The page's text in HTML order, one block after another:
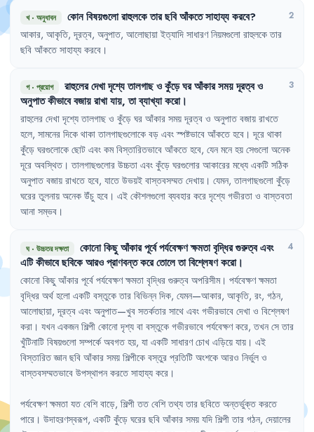
খ· অনুধাবন কোনবিষয়গুলোরাহুলকেতারছবিআঁকতেসাহায্যকরবে? 2
আকার, আকৃতি, দূরত্ব, অনুপাত, আলোছায়া ইত্যাদি সাধারণ নিয়মগুলো রাহুলকে তার
ছবি আঁকতে সাহায্য করবে ।
গ· প্রয়োগ রাহুলেরদেখাদৃশ্যেতালগাছওকুঁড়েঘরআঁকারসময়দূরত্বও
অনুপাতকীভাবেবজায়রাখাযায়, তাব্যাখ্যাকরো।
3
রাহুলের দেখা দৃশ্যে তালগাছ ও কুঁড়ে ঘর আঁকার সময় দূরত্ব ও অনুপাত বজায় রাখতে
হলে, সামনের দিকে থাকা তালগাছগুলোকে বড় এবং স্পষ্টভাবে আঁকতে হবে । দূরে থাকা
কুঁড়ে ঘরগুলোকে ছোট এবং কম বিস্তারিতভাবে আঁকতে হবে, যেন মনে হয় সেগুলো অনেক
দূরে অবস্থিত। তালগাছগুলোর উচ্চতা এবং কুঁড়ে ঘরগুলোর আকারের মধ্যে একটি সঠিক
অনুপাত বজায় রাখতে হবে, যাতে উভয়ই বাস্তবসম্মত দেখায় । যেমন, তালগাছগুলো কুঁড়ে
ঘরের তুলনায় অনেক উঁচু হবে । এই কৌশলগুলো ব্যবহার করে দৃশ্যে গভীরতা ও বাস্তবতা
আনা সম্ভব ।
ঘ· উচ্চতর দক্ষতা কোনোকিছুআঁকারপূর্বেপর্যবেক্ষণক্ষমতাবৃদ্ধিরগুরুত্বএবং
এটিকীভাবেছবিকেআরওপ্রাণবন্তকরেতোলেতাবিশ্লেষণকরো।
4
কোনো কিছু আঁকার পূর্বে পর্যবেক্ষণ ক্ষমতা বৃদ্ধির গুরুত্ব অপরিসীম। পর্যবেক্ষণ ক্ষমতা
বৃদ্ধির অর্থ হলো একটি বস্তুকে তার বিভিন্ন দিক, যেমন—আকার, আকৃতি, রং, গঠন,
আলোছায়া, দূরত্ব এবং অনুপাত—খুব সতর্কতার সাথে এবং গভীরভাবে দেখা ও বিশ্লেষণ
করা । যখন একজন শিল্পী কোনো দৃশ্য বা বস্তুকে গভীরভাবে পর্যবেক্ষণ করে, তখন সে তার
খুঁটিনাটি বিষয়গুলো সম্পর্কে অবগত হয়, যা একটি সাধারণ চোখ এড়িয়ে যায় । এই
বিস্তারিত জ্ঞান ছবি আঁকার সময় শিল্পীকে বস্তুর প্রতিটি অংশকে আরও নির্ভুল ও
বাস্তবসম্মতভাবে উপস্থাপন করতে সাহায্য করে ।
পর্যবেক্ষণ ক্ষমতা যত বেশি বাড়ে, শিল্পী তত বেশি তথ্য তার ছবিতে অন্তর্ভুক্ত করতে
পারে । উদাহরণস্বরূপ, একটি কুঁড়ে ঘরের ছবি আঁকার সময় যদি শিল্পী তার গঠন, দেয়ালের